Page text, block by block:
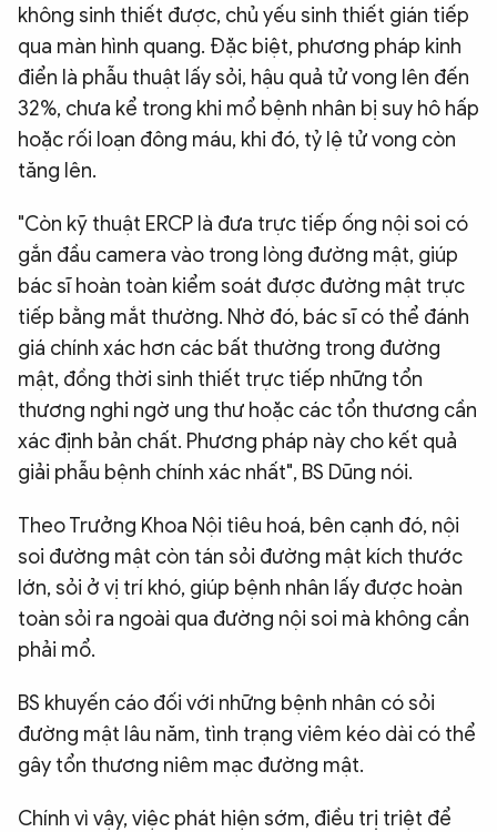
không sinh thiết được, chủ yếu sinh thiết gián tiếp
qua màn hình quang. Đặc biệt, phương pháp kinh
điển là phẫu thuật lấy sỏi, hậu quả tử vong lên đến
32%, chưa kể trong khi mổ bệnh nhân bị suy hô hấp
hoặc rối loạn đông máu, khi đó, tỷ lệ tử vong còn
tăng lên.
"Còn kỹ thuật ERCP là đưa trực tiếp ống nội soi có
gắn đầu camera vào trong lòng đường mật, giúp
bác sĩ hoàn toàn kiểm soát được đường mật trực
tiếp bằng mắt thường. Nhờ đó, bác sĩ có thể đánh
giá chính xác hơn các bất thường trong đường
mật, đồng thời sinh thiết trực tiếp những tổn
thương nghi ngờ ung thư hoặc các tổn thương cần
xác định bản chất. Phương pháp này cho kết quả
giải phẫu bệnh chính xác nhất", BS Dũng nói.
Theo Trưởng Khoa Nội tiêu hoá, bên cạnh đó, nội
soi đường mật còn tán sỏi đường mật kích thước
lớn, sỏi ở vị trí khó, giúp bệnh nhân lấy được hoàn
toàn sỏi ra ngoài qua đường nội soi mà không cần
phải mổ.
BS khuyến cáo đối với những bệnh nhân có sỏi
đường mật lâu năm, tình trạng viêm kéo dài có thể
gây tổn thương niêm mạc đường mật.
Chính vì vậy, việc phát hiện sớm, điều trị triệt để